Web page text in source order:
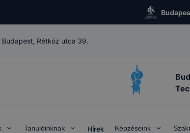
Budapest, Rétköz utca 39.
Tanulóinknak Hírek Képzéseink